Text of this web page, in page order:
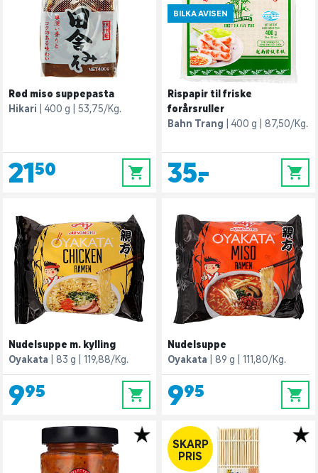
Rød miso suppepasta
Hikari
400 g 53,75/Kg.
21,50 0
BILKA AVISEN
Rispapir til friske
forårsruller
Bahn Trang
400 g 87,50/Kg.
35,- 0
Nudelsuppe m. kylling
Oyakata
83 g 119,88/Kg.
9,95 0
Nudelsuppe
Oyakata
89 g 111,80/Kg.
9,95 0
SKARP
PRIS